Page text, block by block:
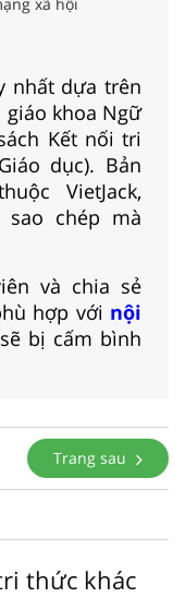
nhất dựa trên
giáo khoa Ngữ
Kết nối tri
dục). Bản
VietJack,
chép mà
và chia sẻ
hợp với nội
bị cấm bình
Trang sau
thức khác